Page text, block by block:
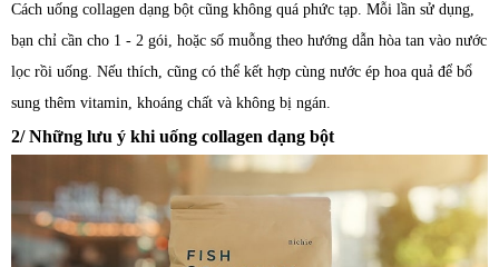
Cách uống collagen dạng bột cũng không quá phức tạp. Mỗi lần sử dụng,
bạn chỉ cần cho 1 - 2 gói, hoặc số muỗng theo hướng dẫn hòa tan vào nước
lọc rồi uống. Nếu thích, cũng có thể kết hợp cùng nước ép hoa quả để bổ
sung thêm vitamin, khoáng chất và không bị ngán.
2/ Những lưu ý khi uống collagen dạng bột